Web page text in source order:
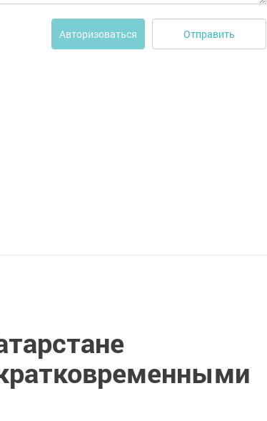
Авторизоваться Отправить